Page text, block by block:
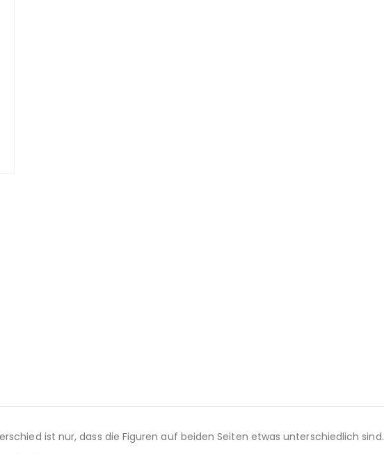
ist nur, dass die Figuren auf beiden Seiten etwas unterschiedlich sind.